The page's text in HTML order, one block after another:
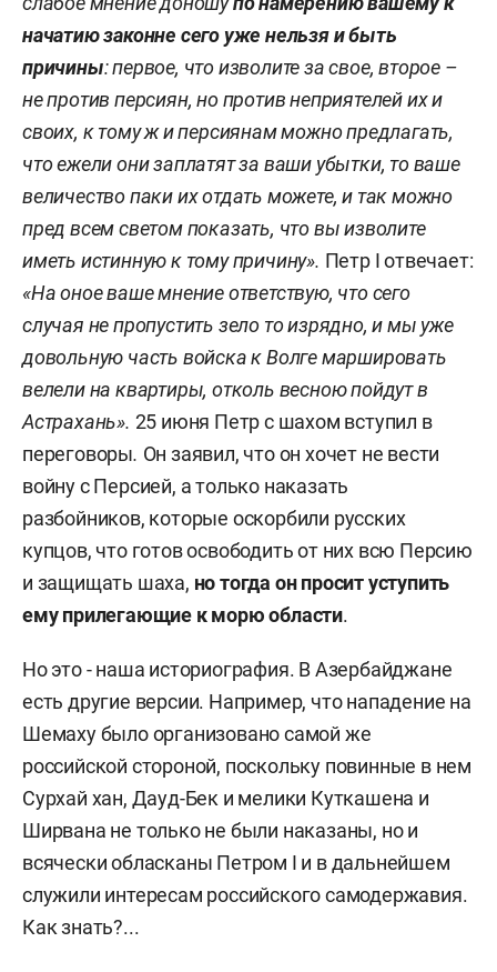
начатию законне сего уже нельзя и быть
причины: первое, что изволите за свое, второе –
не против персиян, но против неприятелей их и
своих, к тому ж и персиянам можно предлагать,
что ежели они заплатят за ваши убытки, то ваше
величество паки их отдать можете, и так можно
пред всем светом показать, что вы изволите
иметь истинную к тому причину». Петр I отвечает:
«На оное ваше мнение ответствую, что сего
случая не пропустить зело то изрядно, и мы уже
довольную часть войска к Волге маршировать
велели на квартиры, отколь весною пойдут в
Астрахань». 25 июня Петр с шахом вступил в
переговоры. Он заявил, что он хочет не вести
войну с Персией, а только наказать
разбойников, которые оскорбили русских
купцов, что готов освободить от них всю Персию
и защищать шаха, но тогда он просит уступить
ему прилегающие к морю области.
Но это - наша историография. В Азербайджане
есть другие версии. Например, что нападение на
Шемаху было организовано самой же
российской стороной, поскольку повинные в нем
Сурхай хан, Дауд-Бек и мелики Куткашена и
Ширвана не только не были наказаны, но и
всячески обласканы Петром I и в дальнейшем
служили интересам российского самодержавия.
Как знать?...